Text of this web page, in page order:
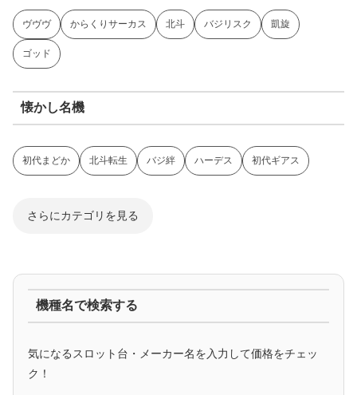
ヴヴヴ からくりサーカス 北斗 バジリスク 凱旋
ゴッド
懐かし名機
初代まどか 北斗転生 バジ絆 ハーデス 初代ギアス
さらにカテゴリを見る
アニメタイアップ
機種名で検索する
気になるスロット台・メーカー名を入力して価格をチェッ
ク！